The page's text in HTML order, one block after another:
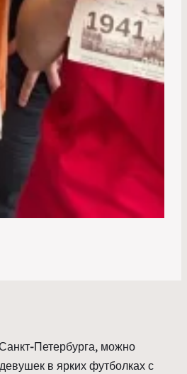
Петербурга, можно
в ярких футболках с